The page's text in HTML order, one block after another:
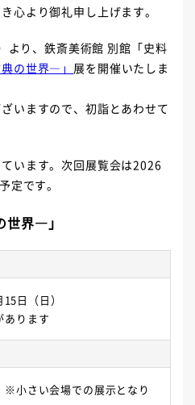
心より御礼申し上げます。
より、鉄斎美術館 別館「史料
の世界―」 展を開催いたしま
いますので、初詣とあわせて
います。次回展覧会は2026
定です。
世界―」
日（日）
ります
※小さい会場での展示となり